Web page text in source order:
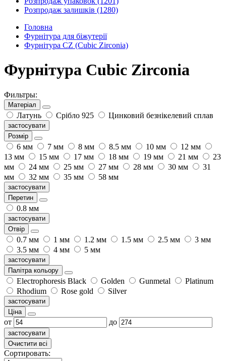
Розпродаж залишків (1280)
Головна
Фурнітура для біжутерії
Фурнітура CZ (Cubic Zirconia)
Фурнітура Cubic Zirconia
Фильтры:
Матеріал
Латунь Срібло 925 Цинковий безнікелевий сплав
застосувати
Розмір
6 мм 7 мм 8 мм 8.5 мм 10 мм
12 мм
13 мм
15 мм 17 мм 18 мм 19 мм 21 мм
23
мм
24 мм 25 мм 27 мм 28 мм 30 мм
31
мм
32 мм 35 мм 58 мм
застосувати
Перетин
0.8 мм
застосувати
Отвір
0.7 мм 1 мм 1.2 мм 1.5 мм 2.5 мм
3 мм
3.5 мм
4 мм 5 мм
застосувати
Палітра кольору
Electrophoresis Black Golden Gunmetal
Platinum
Rhodium
Rose gold Silver
застосувати
Ціна
от до
застосувати
Очистити всі
Сортировать: